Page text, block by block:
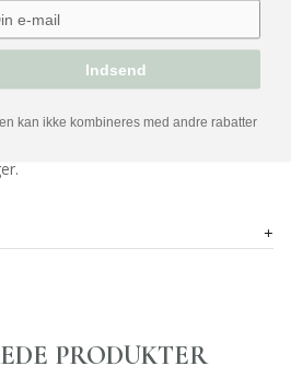
som står for kvalitet,
Konges Sløjd har lavet et enkelt,
med produkter til vores børn. Alle
med gode arbejdsforhold og
PRODUKTER
Indsend
kan ikke kombineres med andre rabatter